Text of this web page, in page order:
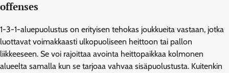
offenses
1-3-1-aluepuolustus on erityisen tehokas joukkueita vastaan, jotka
luottavat voimakkaasti ulkopuoliseen heittoon tai pallon
liikkeeseen. Se voi rajoittaa avointa heittopaikkaa kolmonen
alueelta samalla kun se tarjoaa vahvaa sisäpuolustusta. Kuitenkin